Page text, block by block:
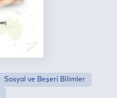
Sosyal ve Beşeri Bilimler